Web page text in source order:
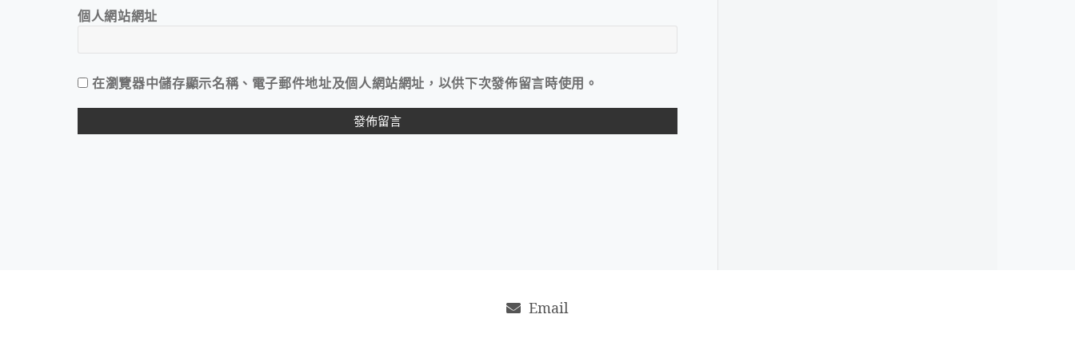
個人網站網址
在瀏覽器中儲存顯示名稱、電子郵件地址及個人網站網址，以供下次發佈留言時使用。
Email